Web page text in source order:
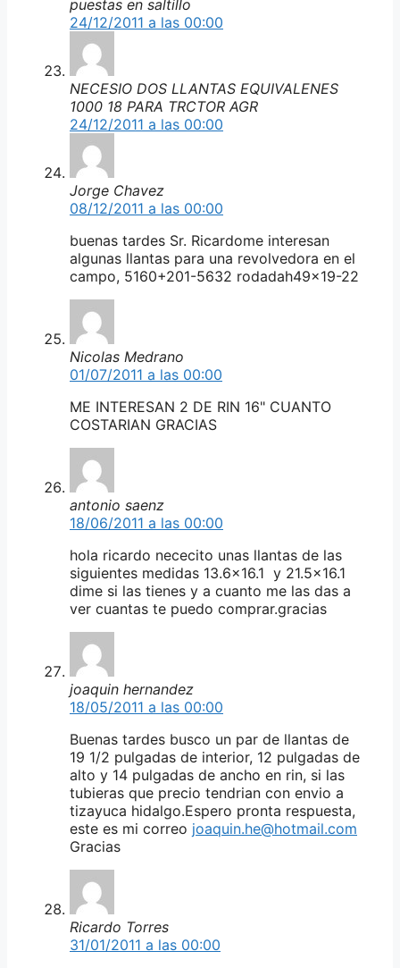
puestas en saltillo
24/12/2011 a las 00:00
NECESIO DOS LLANTAS EQUIVALENES
1000 18 PARA TRCTOR AGR
24/12/2011 a las 00:00
Jorge Chavez
08/12/2011 a las 00:00
buenas tardes Sr. Ricardome interesan
algunas llantas para una revolvedora en el
campo, 5160+201-5632 rodadah49x19-22
Nicolas Medrano
01/07/2011 a las 00:00
ME INTERESAN 2 DE RIN 16" CUANTO
COSTARIAN GRACIAS
antonio saenz
18/06/2011 a las 00:00
hola ricardo nececito unas llantas de las
siguientes medidas 13.6×16.1 y 21.5×16.1
dime si las tienes y a cuanto me las das a
ver cuantas te puedo comprar.gracias
joaquin hernandez
18/05/2011 a las 00:00
Buenas tardes busco un par de llantas de
19 1/2 pulgadas de interior, 12 pulgadas de
alto y 14 pulgadas de ancho en rin, si las
tubieras que precio tendrian con envio a
tizayuca hidalgo.Espero pronta respuesta,
este es mi correo joaquin.he@hotmail.com
Gracias
Ricardo Torres
31/01/2011 a las 00:00